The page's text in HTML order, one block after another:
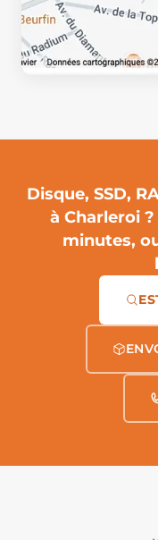
Disque, SSD,
à Charleroi ?
minutes,